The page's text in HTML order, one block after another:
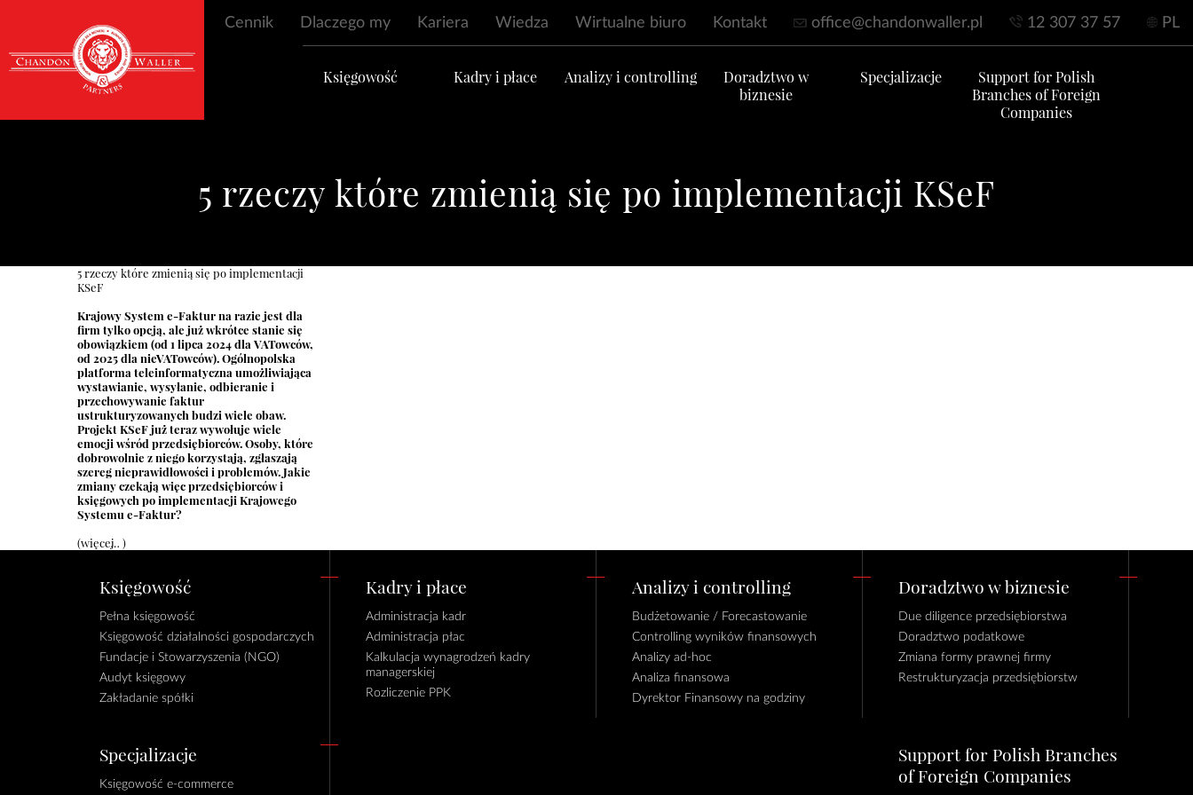
Cennik Dlaczego my Kariera Wiedza Wirtualne biuro Kontakt office@chandonwaller.pl 12 307 37 57 PL
Księgowość Kadry i płace Analizy i controlling
Doradztwo w
biznesie
Specjalizacje
Support for Polish
Branches of Foreign
Companies
5 rzeczy które zmienią się po implementacji KSeF
5 rzeczy które zmienią się po implementacji
KSeF
Krajowy System e-Faktur na razie jest dla
firm tylko opcją, ale już wkrótce stanie się
obowiązkiem (od 1 lipca 2024 dla VATowców,
od 2025 dla nieVATowców). Ogólnopolska
platforma teleinformatyczna umożliwiająca
wystawianie, wysyłanie, odbieranie i
przechowywanie faktur
ustrukturyzowanych budzi wiele obaw.
Projekt KSeF już teraz wywołuje wiele
emocji wśród przedsiębiorców. Osoby, które
dobrowolnie z niego korzystają, zgłaszają
szereg nieprawidłowości i problemów. Jakie
zmiany czekają więc przedsiębiorców i
księgowych po implementacji Krajowego
Systemu e-Faktur?
(więcej…)
Księgowość
Pełna księgowość
Księgowość działalności gospodarczych
Fundacje i Stowarzyszenia (NGO)
Audyt księgowy
Zakładanie spółki
Kadry i płace
Administracja kadr
Administracja płac
Kalkulacja wynagrodzeń kadry
managerskiej
Rozliczenie PPK
Analizy i controlling
Budżetowanie / Forecastowanie
Controlling wyników finansowych
Analizy ad-hoc
Analiza finansowa
Dyrektor Finansowy na godziny
Doradztwo w biznesie
Due diligence przedsiębiorstwa
Doradztwo podatkowe
Zmiana formy prawnej firmy
Restrukturyzacja przedsiębiorstw
Specjalizacje
Księgowość e-commerce
Support for Polish Branches
of Foreign Companies